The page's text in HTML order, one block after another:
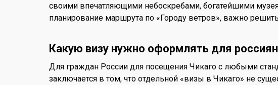
своими впечатляющими небоскребами, богатейшими
планирование маршрута по «Городу ветров», важно
Какую визу нужно оформлять для россиян
Для граждан России для посещения Чикаго с любыми
заключается в том, что отдельной «визы в Чикаго» не